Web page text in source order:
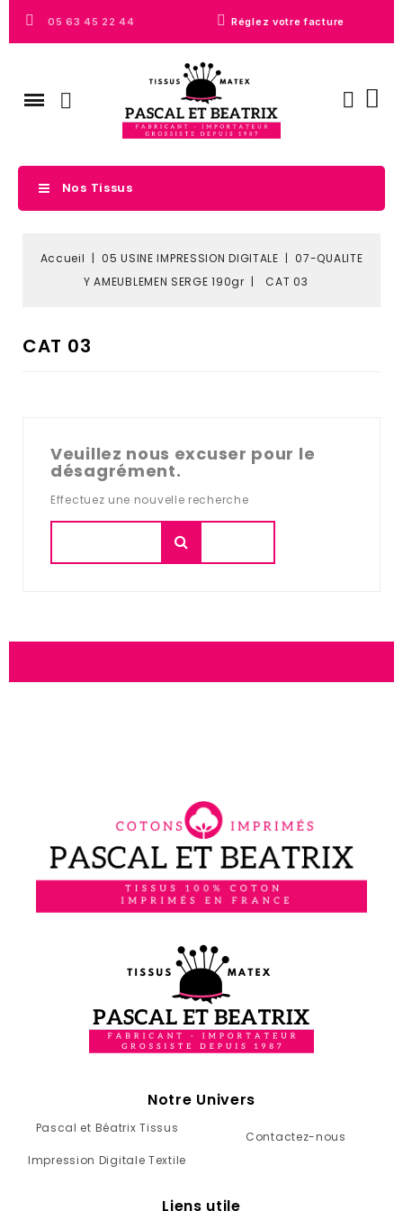
05 63 45 22 44 Réglez votre facture
Nos Tissus
Accueil 05 USINE IMPRESSION DIGITALE
07-QUALITE
Y AMEUBLEMEN SERGE 190gr
CAT 03
CAT 03
Veuillez nous excuser pour le
désagrément.
Effectuez une nouvelle recherche
Notre Univers
Pascal et Béatrix Tissus
Impression Digitale Textile
Contactez-nous
Liens utile